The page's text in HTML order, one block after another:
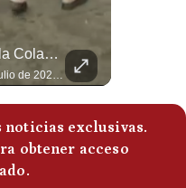
La Frontera Española Colapsa ¿Qué Está Pasando En Ceuta? | Gestión Mundo